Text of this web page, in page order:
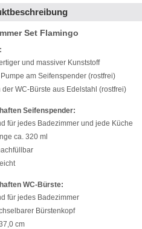
Set Flamingo
und massiver Kunststoff
am Seifenspender (rostfrei)
der WC-Bürste aus Edelstahl (rostfrei)
Seifenspender:
für jedes Badezimmer und jede Küche
ca. 320 ml
WC-Bürste:
für jedes Badezimmer
Bürstenkopf
cm